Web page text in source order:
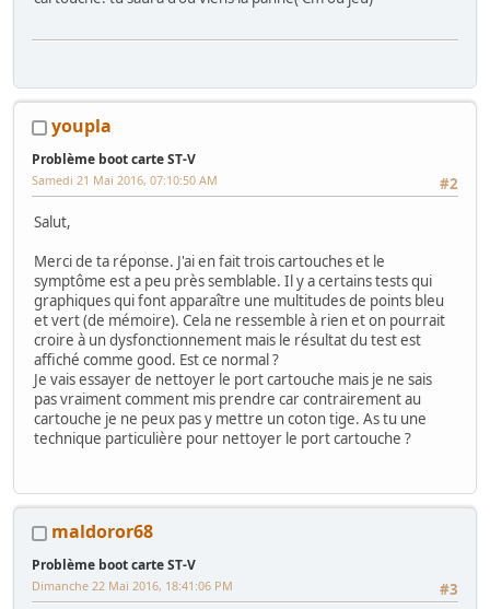
youpla
Problème boot carte ST-V
#2
Samedi 21 Mai 2016, 07:10:50 AM
Salut,
Merci de ta réponse. J'ai en fait trois cartouches et le
symptôme est a peu près semblable. Il y a certains tests qui
graphiques qui font apparaître une multitudes de points bleu
et vert (de mémoire). Cela ne ressemble à rien et on pourrait
croire à un dysfonctionnement mais le résultat du test est
affiché comme good. Est ce normal ?
Je vais essayer de nettoyer le port cartouche mais je ne sais
pas vraiment comment mis prendre car contrairement au
cartouche je ne peux pas y mettre un coton tige. As tu une
technique particulière pour nettoyer le port cartouche ?
maldoror68
Problème boot carte ST-V
#3
Dimanche 22 Mai 2016, 18:41:06 PM